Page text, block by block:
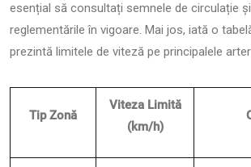
esențial să consultați semnele de circulație
reglementările în vigoare. Mai jos, iată o
prezintă limitele de viteză pe principalele
Tip Zonă
Viteza Limită
(km/h)